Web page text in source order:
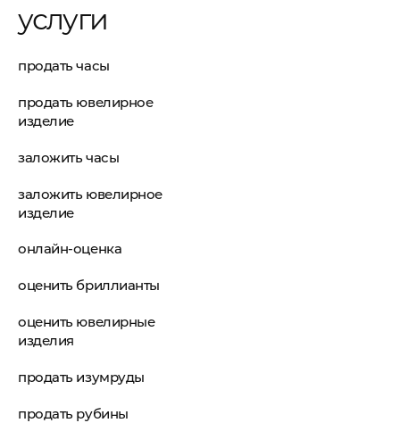
услуги
продать часы
продать ювелирное
изделие
заложить часы
заложить ювелирное
изделие
онлайн-оценка
оценить бриллианты
оценить ювелирные
изделия
продать изумруды
продать рубины